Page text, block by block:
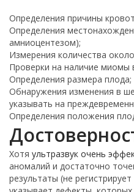
Определения причины
Определения
амниоцентезом);
Измерения количества
Проверки на наличие миомы
Определения размера плода;
Обнаружения изменения в
указывать на
Определения положения
Хотя ультразвук очень
аномалий и достаточно
результаты (не